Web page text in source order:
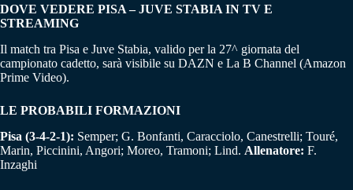
DOVE VEDERE PISA – JUVE STABIA IN TV E
STREAMING
Il match tra Pisa e Juve Stabia, valido per la 27^ giornata del
campionato cadetto, sarà visibile su DAZN e La B Channel (Amazon
Prime Video).
LE PROBABILI FORMAZIONI
Pisa (3-4-2-1): Semper; G. Bonfanti, Caracciolo, Canestrelli; Touré,
Marin, Piccinini, Angori; Moreo, Tramoni; Lind. Allenatore: F.
Inzaghi